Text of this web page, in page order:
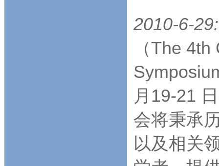
2010-6-29:
（The
月19-21
会将秉承
以及相关